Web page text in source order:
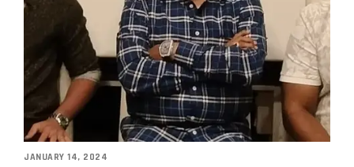
JANUARY 14, 2024